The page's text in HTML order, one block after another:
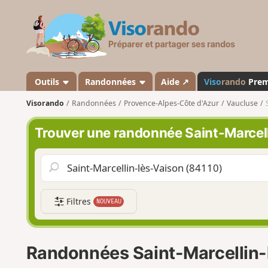
s
a
n
d
o
Outils Randonnées Aide ↗ Visorando
Visorando Randonnées Provence-Alpes-Côte d'Azur Vaucluse
Trouver une randonnée Saint-
Filtres NOUVEAU
Randonnées Saint-